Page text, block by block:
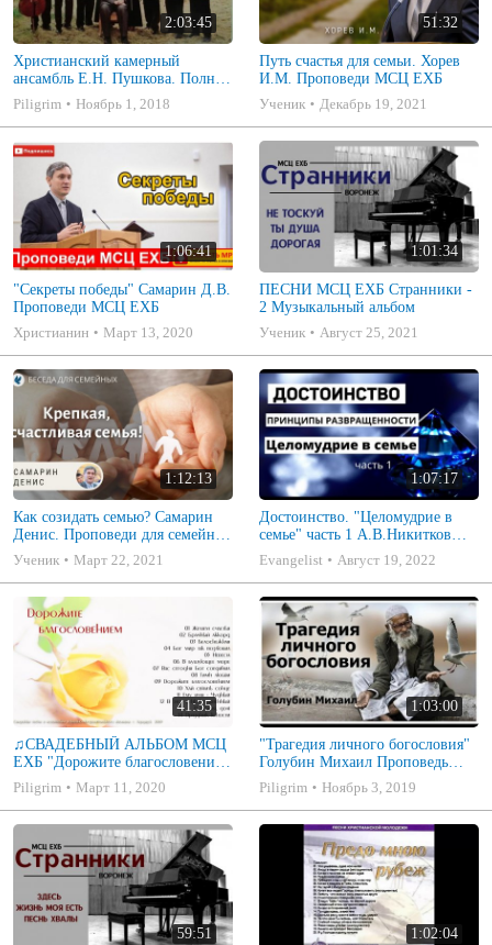
2:03:45
Христианский камерный
ансамбль Е.Н. Пушкова. Полное
собрание
Piligrim Ноябрь 1, 2018
51:32
Путь счастья для семьи. Хорев
И.М. Проповеди МСЦ ЕХБ
Ученик
Декабрь 19, 2021
1:06:41
"Секреты победы" Самарин Д.В.
Проповеди МСЦ ЕХБ
Христианин
Март 13, 2020
1:01:34
ПЕСНИ МСЦ ЕХБ Странники -
2 Музыкальный альбом
Ученик
Август 25, 2021
1:12:13
Как созидать семью? Самарин
Денис. Проповеди для семейных
МСЦ ЕХБ
Ученик Март 22, 2021
1:07:17
Достоинство. "Целомудрие в
семье" часть 1 А.В.Никитков
Беседа для семейных МСЦ ЕХБ
Evangelist Август 19, 2022
41:35
♫СВАДЕБНЫЙ АЛЬБОМ МСЦ
ЕХБ "Дорожите благословением
- Христианские песни.
Музыкальный диск. Псалмы
Piligrim Март 11, 2020
1:03:00
"Трагедия личного богословия"
Голубин Михаил Проповедь
2019
Piligrim Ноябрь 3, 2019
59:51 1:02:04